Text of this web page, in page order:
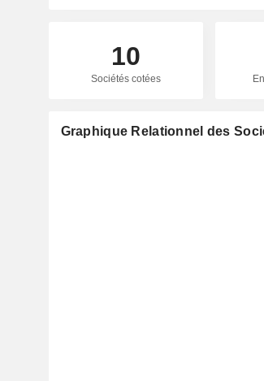
10
Sociétés cotées
Graphique Relationnel des